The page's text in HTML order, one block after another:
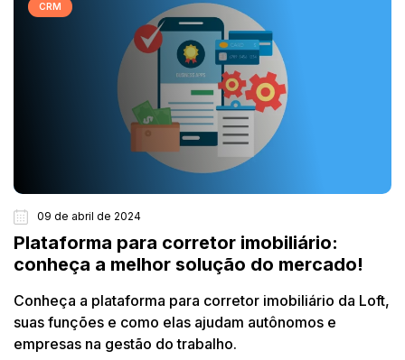
CRM
09 de abril de 2024
Plataforma para corretor imobiliário:
conheça a melhor solução do mercado!
Conheça a plataforma para corretor imobiliário da Loft,
suas funções e como elas ajudam autônomos e
empresas na gestão do trabalho.